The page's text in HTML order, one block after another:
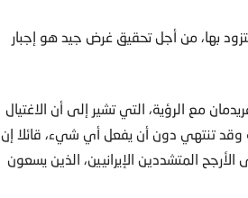
بها، من أجل تحقيق غرض جيد هو إجبار
مع الرؤية، التي تشير إلى أن الاغتيال
وقد تنتهي دون أن يفعل أي شيء، قائلا إن
المتشددين الإيرانيين، الذين يسعون